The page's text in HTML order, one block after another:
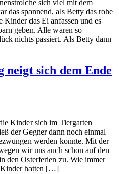
sich viel mit dem
das spannend, als Betty das rohe
Kinder das Ei anfassen und es
geben. Alle waren so
nichts passiert. Als Betty dann
neigt sich dem Ende
Kinder sich im Tiergarten
der Gegner dann noch einmal
werden konnte. Mit der
wir uns auch schon auf den
den Osterferien zu. Wie immer
Kinder hatten […]